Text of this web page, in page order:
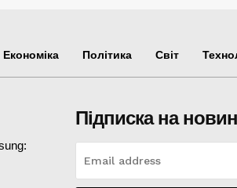
Економіка Політика Світ
Підписка на